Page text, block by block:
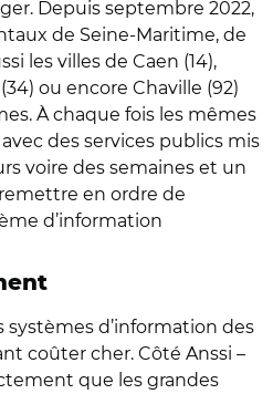
Depuis septembre 2022,
de Seine-Maritime, de
les villes de Caen (14),
ou encore Chaville (92)
À chaque fois les mêmes
des services publics mis
voire des semaines et un
en ordre de
d’information
systèmes d’information des
coûter cher. Côté Anssi –
que les grandes